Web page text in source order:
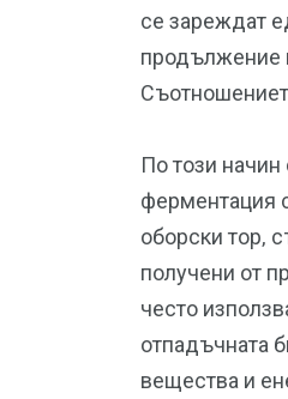
се зареждат
продължение
По този
ферментация
оборски тор,
получени от
често
отпадъчната
вещества и